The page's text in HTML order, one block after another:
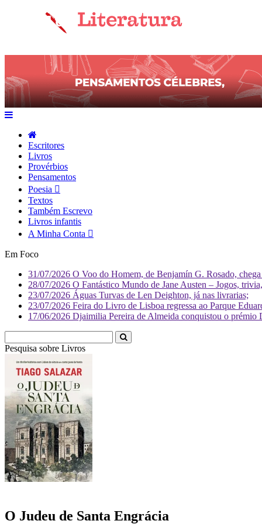
Escritores
Livros
Provérbios
Pensamentos
Poesia
Textos
Também Escrevo
Livros infantis
A Minha Conta
Em Foco
31/07/2026 O Voo do Homem, de Benjamín G. Rosado,
28/07/2026 O Fantástico Mundo de Jane Austen – Jogos,
23/07/2026 Águas Turvas de Len Deighton, já nas livrarias;
23/07/2026 Feira do Livro de Lisboa regressa ao Parque
17/06/2026 Djaimilia Pereira de Almeida conquistou o
Pesquisa sobre Liv
O Judeu de Santa Engrácia